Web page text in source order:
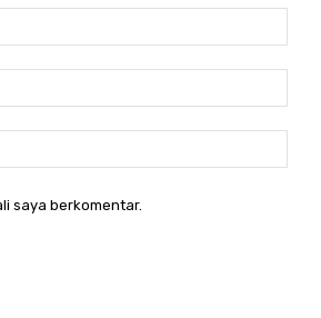
saya berkomentar.